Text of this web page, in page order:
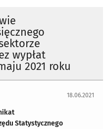
wypłat
2021 roku
18.06.2021
Statystycznego